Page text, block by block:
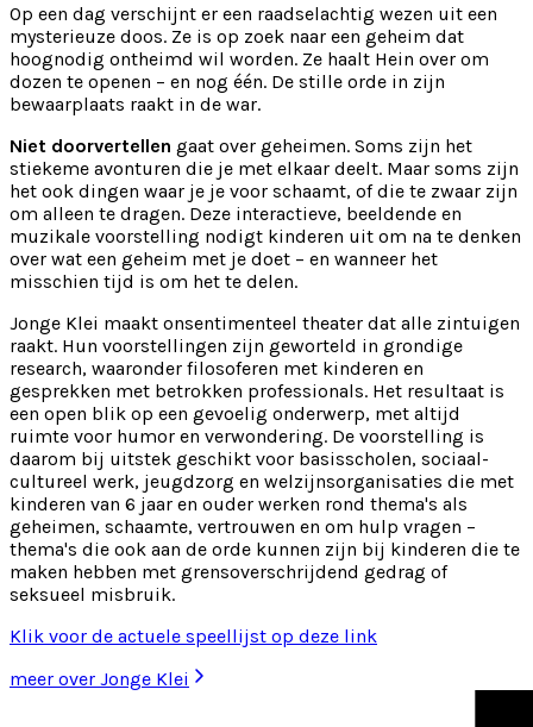
Op een dag verschijnt er een raadselachtig wezen uit een
mysterieuze doos. Ze is op zoek naar een geheim dat
hoognodig ontheimd wil worden. Ze haalt Hein over om
dozen te openen – en nog één. De stille orde in zijn
bewaarplaats raakt in de war.
Niet doorvertellen gaat over geheimen. Soms zijn het
stiekeme avonturen die je met elkaar deelt. Maar soms zijn
het ook dingen waar je je voor schaamt, of die te zwaar zijn
om alleen te dragen. Deze interactieve, beeldende en
muzikale voorstelling nodigt kinderen uit om na te denken
over wat een geheim met je doet – en wanneer het
misschien tijd is om het te delen.
Jonge Klei maakt onsentimenteel theater dat alle zintuigen
raakt. Hun voorstellingen zijn geworteld in grondige
research, waaronder filosoferen met kinderen en
gesprekken met betrokken professionals. Het resultaat is
een open blik op een gevoelig onderwerp, met altijd
ruimte voor humor en verwondering. De voorstelling is
daarom bij uitstek geschikt voor basisscholen, sociaal-
cultureel werk, jeugdzorg en welzijnsorganisaties die met
kinderen van 6 jaar en ouder werken rond thema's als
geheimen, schaamte, vertrouwen en om hulp vragen –
thema's die ook aan de orde kunnen zijn bij kinderen die te
maken hebben met grensoverschrijdend gedrag of
seksueel misbruik.
Klik voor de actuele speellijst op deze link
meer over Jonge Klei